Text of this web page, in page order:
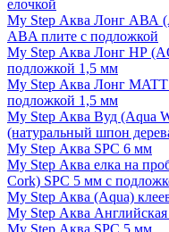
елочкой
My Step Аква Лонг АВА
ABA плите с подложкой
My Step Аква Лонг НР
подложкой 1,5 мм
My Step Аква Лонг
подложкой 1,5 мм
My Step Аква Вуд (Aqua
(натуральный шпон
My Step Аква SPC 6 мм
My Step Аква елка на
Cork) SPC 5 мм с
My Step Аква (Aqua)
My Step Аква
My Step Аква SPC 5 мм